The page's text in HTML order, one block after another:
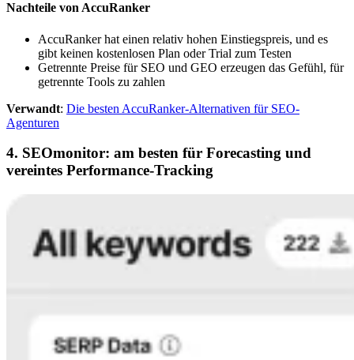
Nachteile von AccuRanker
AccuRanker hat einen relativ hohen Einstiegspreis, und es
gibt keinen kostenlosen Plan oder Trial zum Testen
Getrennte Preise für SEO und GEO erzeugen das Gefühl, für
getrennte Tools zu zahlen
Verwandt: Die besten AccuRanker-Alternativen für SEO-
Agenturen
4. SEOmonitor: am besten für Forecasting und
vereintes Performance-Tracking